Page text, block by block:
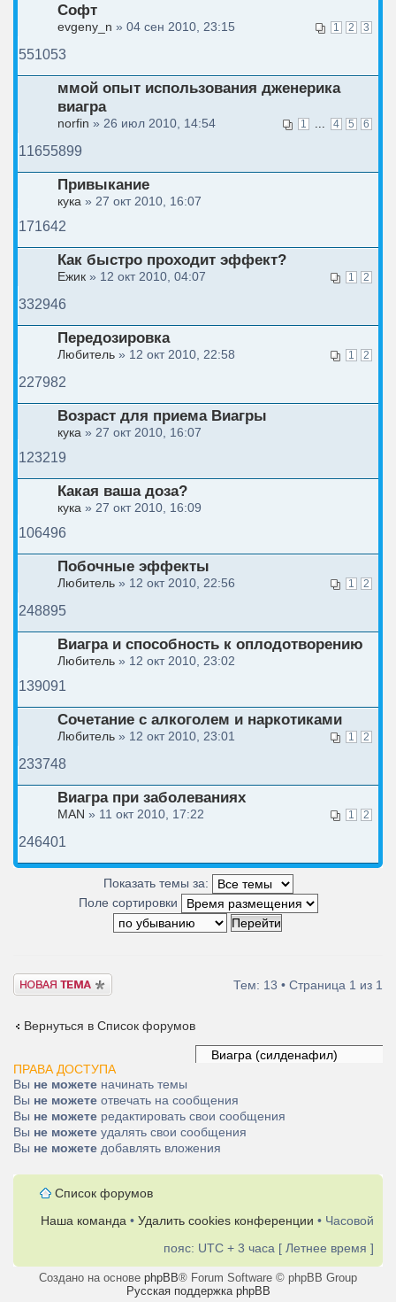
Софт
1 2 3
evgeny_n » 04 сен 2010, 23:15
551053
ммой опыт использования дженерика
виагра
1 ... 4 5 6
norfin » 26 июл 2010, 14:54
11655899
Привыкание
кука » 27 окт 2010, 16:07
171642
Как быстро проходит эффект?
1 2
Ежик » 12 окт 2010, 04:07
332946
Передозировка
1 2
Любитель » 12 окт 2010, 22:58
227982
Возраст для приема Виагры
кука » 27 окт 2010, 16:07
123219
Какая ваша доза?
кука » 27 окт 2010, 16:09
106496
Побочные эффекты
1 2
Любитель » 12 окт 2010, 22:56
248895
Виагра и способность к оплодотворению
Любитель » 12 окт 2010, 23:02
139091
Сочетание с алкоголем и наркотиками
1 2
Любитель » 12 окт 2010, 23:01
233748
Виагра при заболеваниях
1 2
MAN » 11 окт 2010, 17:22
246401
Показать темы за:
Поле сортировки
Новая тема Тем: 13 • Страница 1 из 1
Вернуться в Список форумов
ПРАВА ДОСТУПА
Вы не можете начинать темы
Вы не можете отвечать на сообщения
Вы не можете редактировать свои сообщения
Вы не можете удалять свои сообщения
Вы не можете добавлять вложения
Список форумов
Наша команда • Удалить cookies конференции • Часовой
пояс: UTC + 3 часа [ Летнее время ]
Создано на основе phpBB® Forum Software © phpBB Group
Русская поддержка phpBB